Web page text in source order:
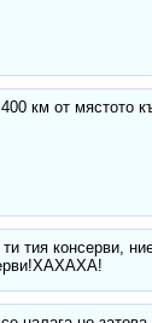
км от мястото
тия консерви,